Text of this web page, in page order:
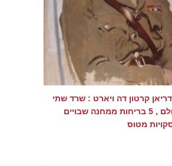
קרטון דה ויארט : שרד שתי
מלחמות עולם , 5 בריחות ממחנה שבויים